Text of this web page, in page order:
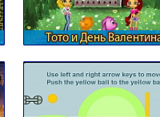
Тото и День